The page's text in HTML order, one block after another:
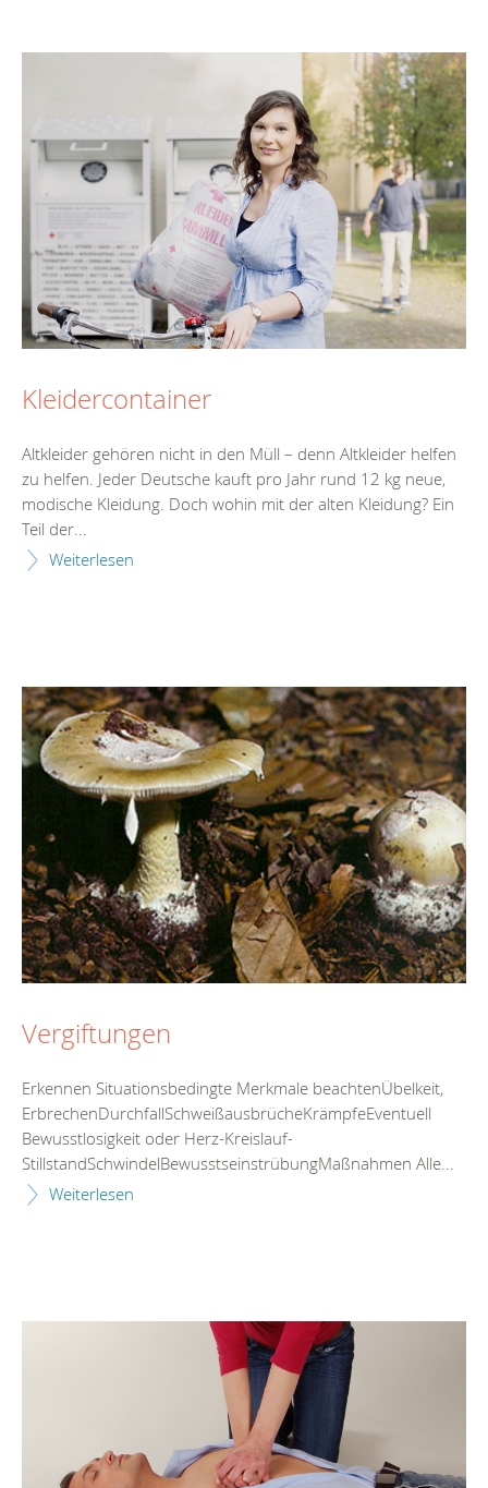
Kleidercontainer
Altkleider gehören nicht in den Müll – denn Altkleider helfen
zu helfen. Jeder Deutsche kauft pro Jahr rund 12 kg neue,
modische Kleidung. Doch wohin mit der alten Kleidung? Ein
Teil der...
Weiterlesen
Vergiftungen
Erkennen Situationsbedingte Merkmale beachtenÜbelkeit,
ErbrechenDurchfallSchweißausbrücheKrämpfeEventuell
Bewusstlosigkeit oder Herz-Kreislauf-
StillstandSchwindelBewusstseinstrübungMaßnahmen Alle...
Weiterlesen